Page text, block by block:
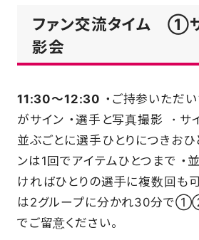
ファン交流タイム ①
影会
11:30～12:30 ・ご持参いただ
がサイン ・選⼿と写真撮影 ・サ
並ぶごとに選⼿ひとりにつきおひ
ンは1回でアイテムひとつまで ・
ければひとりの選手に複数回も
は2グループに分かれ30分で
でご留意ください。